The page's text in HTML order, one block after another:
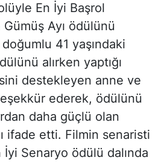
En İyi Başrol
Ayı ödülünü
41 yaşındaki
alırken yaptığı
destekleyen anne ve
ederek, ödülünü
daha güçlü olan
ifade etti. Filmin senaristi
Senaryo ödülü dalında